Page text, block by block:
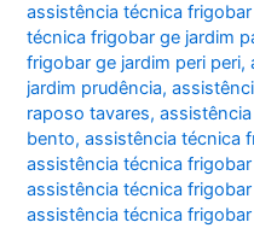
assistência técnica
técnica frigobar ge jardim
frigobar ge jardim peri peri,
jardim prudência,
raposo tavares,
bento,assistência técnica
assistência técnica
assistência técnica
assistência técnica